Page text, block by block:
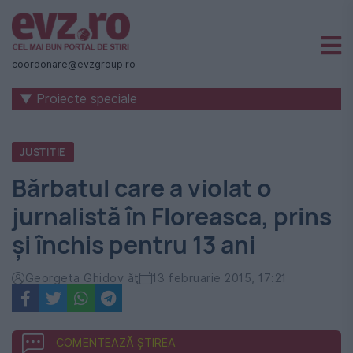
Știri
naționale
internaționale
România
-
Evenimentul
Zilei
coordonare@evzgroup.ro
▼ Proiecte speciale
JUSTITIE
Bărbatul care a violat o
jurnalistă în Floreasca, prins
și închis pentru 13 ani
Georgeta Ghidov ăţ 13 februarie 2015, 17:21
COMENTEAZĂ ȘTIREA